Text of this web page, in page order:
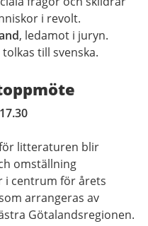
i revolt.
, ledamot i juryn.
till svenska.
litteraturen blir
omställning
i centrum för årets
arrangeras av
Götalandsregionen.